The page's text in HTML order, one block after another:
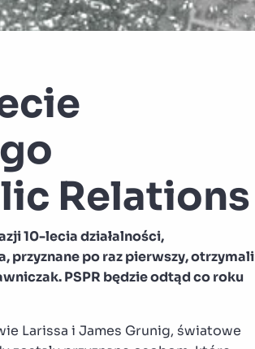
Relations
10-lecia działalności,
przyznane po raz pierwszy, otrzymali
PSPR będzie odtąd co roku
Larissa i James Grunig, światowe